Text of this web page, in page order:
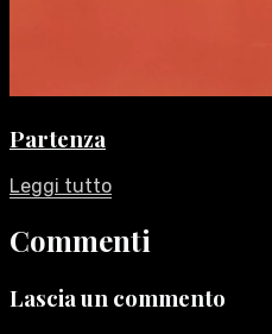
Partenza
Leggi tutto
Commenti
Lascia un commento